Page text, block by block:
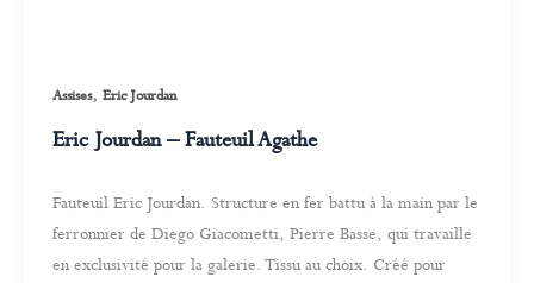
Assises, Eric Jourdan
Eric Jourdan – Fauteuil Agathe
Fauteuil Eric Jourdan. Structure en fer battu à la main par le
ferronnier de Diego Giacometti, Pierre Basse, qui travaille
en exclusivité pour la galerie. Tissu au choix. Créé pour